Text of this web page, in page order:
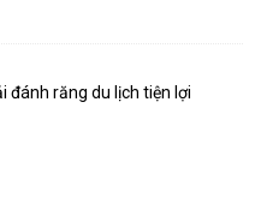
đánh răng du lịch tiện lợi